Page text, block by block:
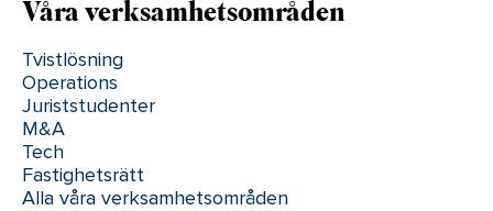
Våra verksamhetsområden
Tvistlösning
Operations
Juriststudenter
M&A
Tech
Fastighetsrätt
Alla våra verksamhetsområden